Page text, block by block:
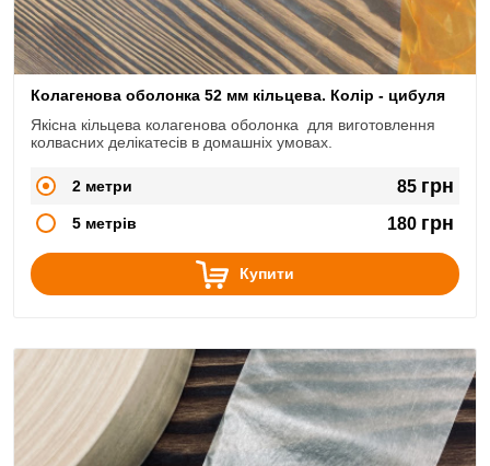
Колагенова оболонка 52 мм кільцева. Колір - цибуля
Якісна кільцева колагенова оболонка для виготовлення
колвасних делікатесів в домашніх умовах.
2 метри 85 грн
5 метрів 180 грн
Купити